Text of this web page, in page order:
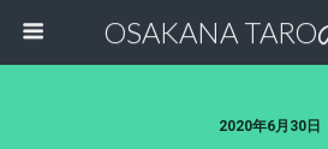
OSAKANA
2020年6月30日